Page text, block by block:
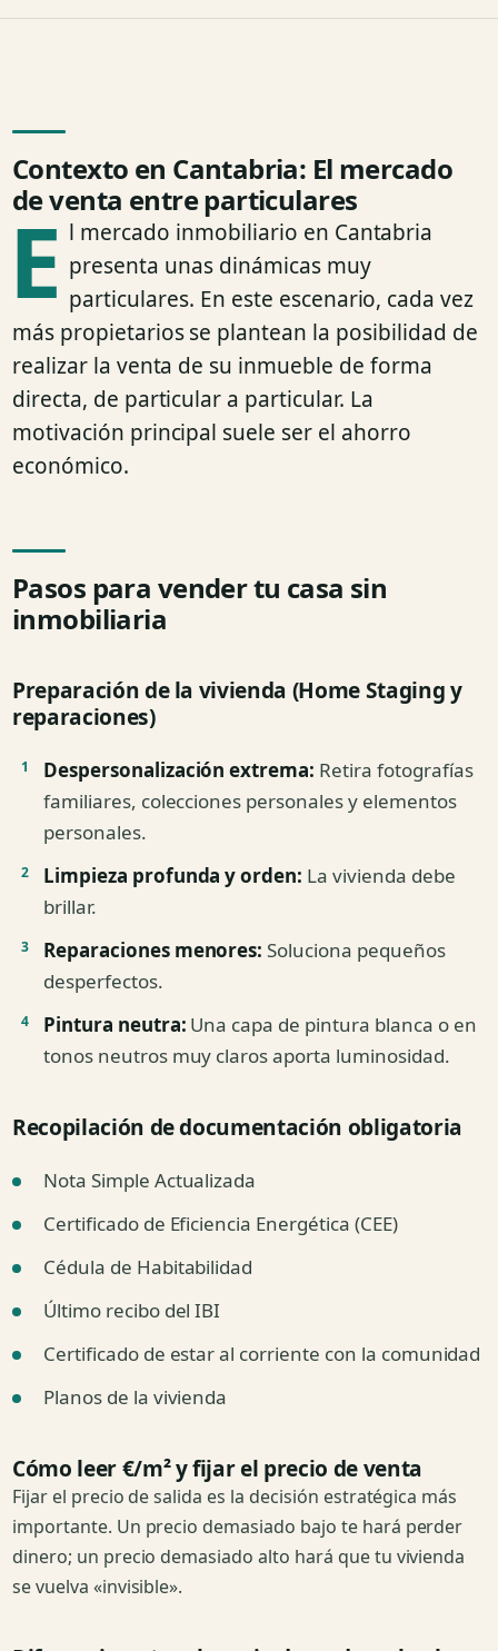
Contexto en Cantabria: El mercado
de venta entre particulares
E l mercado inmobiliario en Cantabria
presenta unas dinámicas muy
particulares. En este escenario, cada vez
más propietarios se plantean la posibilidad de
realizar la venta de su inmueble de forma
directa, de particular a particular. La
motivación principal suele ser el ahorro
económico.
Pasos para vender tu casa sin
inmobiliaria
Preparación de la vivienda (Home Staging y
reparaciones)
Despersonalización extrema: Retira fotografías
familiares, colecciones personales y elementos
personales.
Limpieza profunda y orden: La vivienda debe
brillar.
Reparaciones menores: Soluciona pequeños
desperfectos.
Pintura neutra: Una capa de pintura blanca o en
tonos neutros muy claros aporta luminosidad.
Recopilación de documentación obligatoria
Nota Simple Actualizada
Certificado de Eficiencia Energética (CEE)
Cédula de Habitabilidad
Último recibo del IBI
Certificado de estar al corriente con la comunidad
Planos de la vivienda
Cómo leer €/m² y fijar el precio de venta
Fijar el precio de salida es la decisión estratégica más
importante. Un precio demasiado bajo te hará perder
dinero; un precio demasiado alto hará que tu vivienda
se vuelva «invisible».